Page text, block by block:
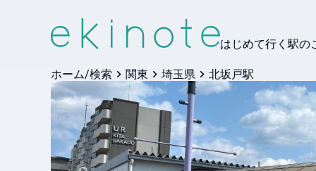
はじめて行く駅の
ホーム/検索 関東 埼玉県 北坂戸駅